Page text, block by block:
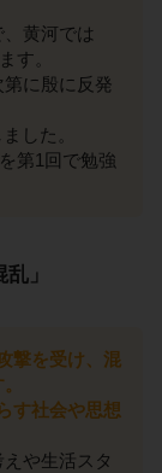
黄河では
す。
に殷に反発
した。
を第1回で勉強
」
撃を受け、混
す社会や思想
や生活スタ